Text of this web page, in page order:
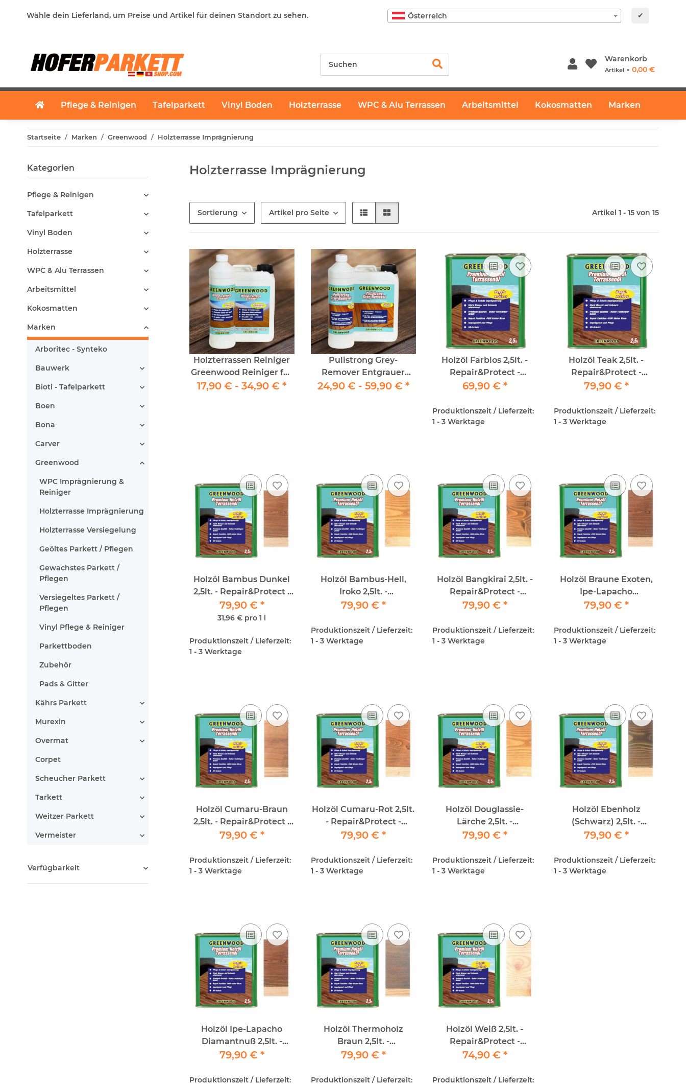
Wähle dein Lieferland, um Preise und Artikel für deinen Standort zu sehen. Österreich ✔
Warenkorb
Artikel ⚬ 0,00 €
Pflege & Reinigen Tafelparkett Vinyl Boden Holzterrasse WPC & Alu Terrassen Arbeitsmittel Kokosmatten Marken
Startseite Marken Greenwood Holzterrasse Imprägnierung
Holzterrasse Imprägnierung
Sortierung Artikel pro Seite Artikel 1 - 15 von 15
Holzterrassen Reiniger
Greenwood Reiniger für
Holzterrassen
17,90 € -34,90 €*
Pulistrong Grey-
Remover Entgrauer
Holzterrassen und WPC
24,90 € - 59,90 € *
Holzöl Farblos 2,5lt. -
Repair&Protect -
Greenwood - Premium
69,90 € *
Produktionszeit / Lieferzeit:
1 - 3 Werktage
Holzöl Teak 2,5lt. -
Repair&Protect -
Greenwood - Premium
79,90 € *
Produktionszeit / Lieferzeit:
1 - 3 Werktage
Holzöl Bambus Dunkel
2,5lt. - Repair&Protect -
Greenwood - Premium
Holzöl
79,90 € *
31,96 € pro 1 l
Produktionszeit / Lieferzeit:
1 - 3 Werktage
Holzöl Bambus-Hell,
Iroko 2,5lt. -
Repair&Protect -
Holzöl
79,90 € *
Produktionszeit / Lieferzeit:
1 - 3 Werktage
Holzöl Bangkirai 2,5lt. -
Repair&Protect -
Greenwood - Premium
79,90 € *
Produktionszeit / Lieferzeit:
1 - 3 Werktage
Holzöl Braune Exoten,
Ipe-Lapacho
Diamantnuß,
Repair&Protect -
Greenwood - Premium
79,90 € *
Produktionszeit / Lieferzeit:
1 - 3 Werktage
Holzöl Cumaru-Braun
2,5lt. - Repair&Protect -
Greenwood - Premium
79,90 € *
Produktionszeit / Lieferzeit:
1 - 3 Werktage
Holzöl Cumaru-Rot 2,5lt.
- Repair&Protect -
Greenwood - Premium
79,90 € *
Produktionszeit / Lieferzeit:
1 - 3 Werktage
Holzöl Douglassie-
Lärche 2,5lt. -
Repair&Protect -
Holzöl
79,90 € *
Produktionszeit / Lieferzeit:
1 - 3 Werktage
Holzöl Ebenholz
(Schwarz) 2,5lt. -
Repair&Protect -
Holzöl
79,90 € *
Produktionszeit / Lieferzeit:
1 - 3 Werktage
Holzöl Ipe-Lapacho
Diamantnuß 2,5lt. -
Repair&Protect -
Holzöl
79,90 € *
Produktionszeit / Lieferzeit:
Holzöl Thermoholz
Braun 2,5lt. -
Repair&Protect -
Holzöl
79,90 € *
Produktionszeit / Lieferzeit:
Holzöl Weiß 2,5lt. -
Repair&Protect -
Greenwood - Premium
74,90 € *
Produktionszeit / Lieferzeit:
Kategorien
Pflege & Reinigen
Tafelparkett
Vinyl Boden
Holzterrasse
WPC & Alu Terrassen
Arbeitsmittel
Kokosmatten
Marken
Arboritec - Synteko
Bauwerk
Bioti - Tafelparkett
Boen
Bona
Carver
Greenwood
WPC Imprägnierung &
Reiniger
Holzterrasse Imprägnierung
Holzterrasse Versiegelung
Geöltes Parkett / Pflegen
Gewachstes Parkett /
Pflegen
Versiegeltes Parkett /
Pflegen
Vinyl Pflege & Reiniger
Parkettboden
Zubehör
Pads & Gitter
Kährs Parkett
Murexin
Overmat
Corpet
Scheucher Parkett
Tarkett
Weitzer Parkett
Vermeister
Verfügbarkeit